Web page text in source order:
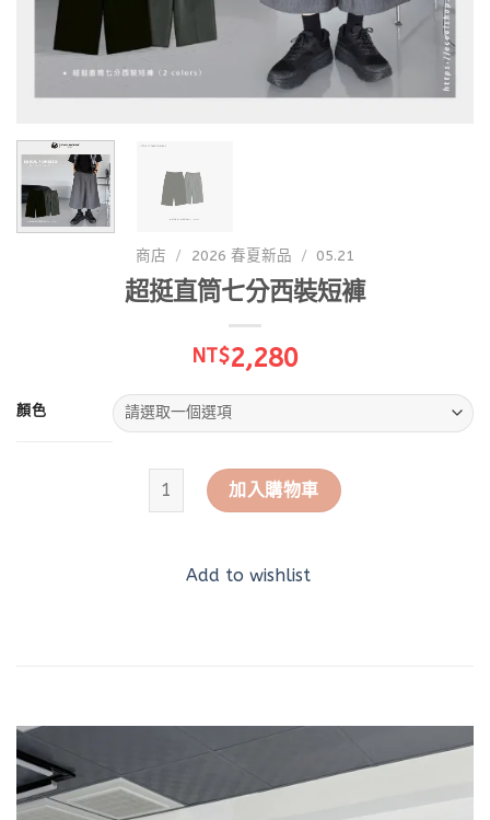
商店 / 2026 春夏新品 / 05.21
超挺直筒七分西裝短褲
NT$2,280
顏色
超挺直筒七分西裝短褲 數量
加入購物車
Add to wishlist